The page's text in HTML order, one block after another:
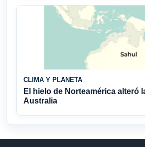
CLIMA Y PLANETA
El hielo de Norteamérica alteró
Australia